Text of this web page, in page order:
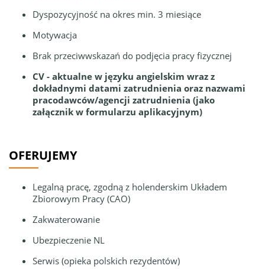
Dyspozycyjność na okres min. 3 miesiące
Motywacja
Brak przeciwwskazań do podjęcia pracy fizycznej
CV - aktualne w języku angielskim wraz z
dokładnymi datami zatrudnienia oraz nazwami
pracodawców/agencji zatrudnienia (jako
załącznik w formularzu aplikacyjnym)
OFERUJEMY
Legalną pracę, zgodną z holenderskim Układem
Zbiorowym Pracy (CAO)
Zakwaterowanie
Ubezpieczenie NL
Serwis (opieka polskich rezydentów)